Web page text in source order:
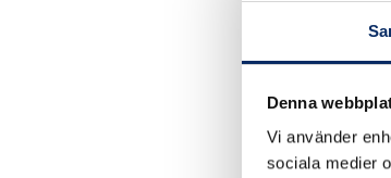
Denna
Vi använder
sociala medier